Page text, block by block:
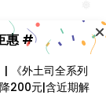
❅
客服：zkcw598 (备
惠 #
《外土司全系列
200元|含近期解